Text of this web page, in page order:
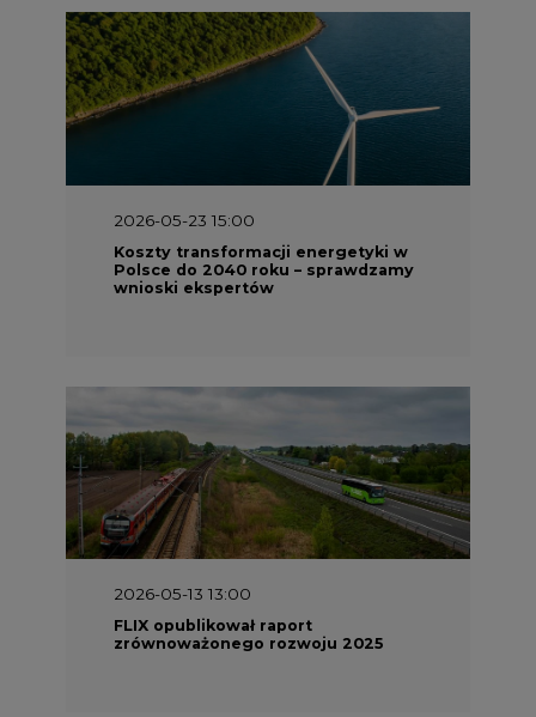
2026-05-13 13:00
FLIX opublikował raport
zrównoważonego rozwoju 2025
2026-05-11 10:30
Emitel prezentuje Raport ESG za
2025 rok